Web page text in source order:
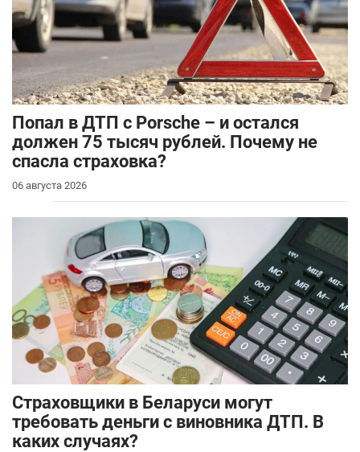
​Попал в ДТП с Porsche – и остался
должен 75 тысяч рублей. Почему не
спасла страховка?
06 августа 2026
Страховщики в Беларуси могут
требовать деньги с виновника ДТП. В
каких случаях?